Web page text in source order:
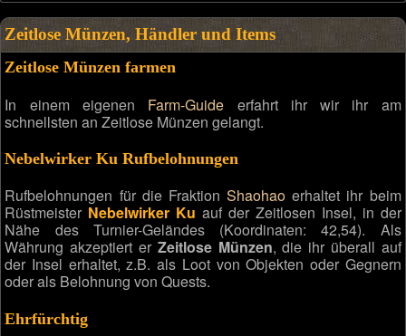
Zeitlose Münzen, Händler und Items
Zeitlose Münzen farmen
In einem eigenen Farm-Guide erfahrt ihr wir ihr am
schnellsten an Zeitlose Münzen gelangt.
Nebelwirker Ku Rufbelohnungen
Rufbelohnungen für die FraktionShaohao erhaltet ihr beim
Rüstmeister Nebelwirker Ku auf der Zeitlosen Insel, in der
Nähe des Turnier-Geländes (Koordinaten: 42,54). Als
Währung akzeptiert er Zeitlose Münzen, die ihr überall auf
der Insel erhaltet, z.B. als Loot von Objekten oder Gegnern
oder als Belohnung von Quests.
Ehrfürchtig